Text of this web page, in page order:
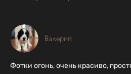
Валерий
Фотки огонь, очень красиво,